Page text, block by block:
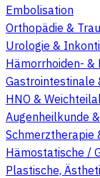
Embolisation
Orthopädie &
Urologie &
Hämorrhoiden- &
Gastrointestinale
HNO &
Augenheilkunde
Schmerztherapie
Hämostatische /
Plastische,